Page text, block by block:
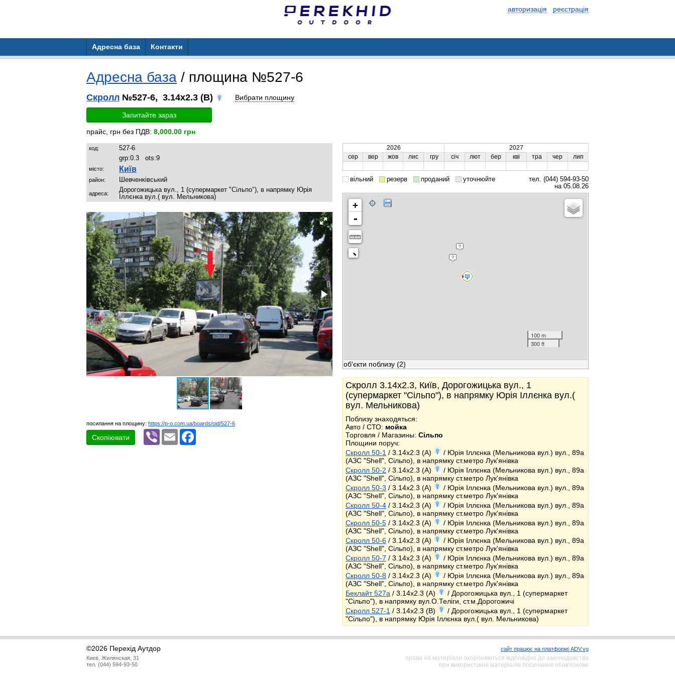
авторизація реєстрація
Адресна база Контакти
Адресна база / площина №527-6
Скролл №527-6, 3.14x2.3 (B) Вибрати площину
Запитайте зараз
прайс, грн без ПДВ: 8,000.00 грн
код:
527-6
grp:0.3 ots:9
місто: Київ
район: Шевченківський
адреса:
Дорогожицька вул., 1 (супермаркет "Сільпо"), в напрямку Юрія
Іллєнка вул.( вул. Мельникова)
посилання на площину: https://p-o.com.ua/boards/oid/527-6
Скопіювати
Viber Email
2026
2027
сер
вер жов лис гру січ лют бер кві тра чер лип
вільний резерв проданий уточнюйте
тел. (044) 594-93-50
на 05.08.26
+
-
100 m
300 ft
об'єкти поблизу (2)
Скролл 3.14x2.3, Київ, Дорогожицька вул., 1
(супермаркет "Сільпо"), в напрямку Юрія Іллєнка вул.(
вул. Мельникова)
Поблизу знаходяться:
Авто / СТО: мойка
Торговля / Магазины: Сільпо
Площини поруч:
Скролл 50-1 / 3.14x2.3 (A)
/ Юрія Іллєнка (Мельникова вул.) вул., 89а
(АЗС "Shell", Сільпо), в напрямку ст.метро Лук'янівка
Скролл 50-2 / 3.14x2.3 (A)
/ Юрія Іллєнка (Мельникова вул.) вул., 89а
(АЗС "Shell", Сільпо), в напрямку ст.метро Лук'янівка
Скролл 50-3 / 3.14x2.3 (A)
/ Юрія Іллєнка (Мельникова вул.) вул., 89а
(АЗС "Shell", Сільпо), в напрямку ст.метро Лук'янівка
Скролл 50-4 / 3.14x2.3 (A)
/ Юрія Іллєнка (Мельникова вул.) вул., 89а
(АЗС "Shell", Сільпо), в напрямку ст.метро Лук'янівка
Скролл 50-5 / 3.14x2.3 (A)
/ Юрія Іллєнка (Мельникова вул.) вул., 89а
(АЗС "Shell", Сільпо), в напрямку ст.метро Лук'янівка
Скролл 50-6 / 3.14x2.3 (A)
/ Юрія Іллєнка (Мельникова вул.) вул., 89а
(АЗС "Shell", Сільпо), в напрямку ст.метро Лук'янівка
Скролл 50-7 / 3.14x2.3 (A)
/ Юрія Іллєнка (Мельникова вул.) вул., 89а
(АЗС "Shell", Сільпо), в напрямку ст.метро Лук'янівка
Скролл 50-8 / 3.14x2.3 (A)
/ Юрія Іллєнка (Мельникова вул.) вул., 89а
(АЗС "Shell", Сільпо), в напрямку ст.метро Лук'янівка
Беклайт 527a / 3.14x2.3 (A)
/ Дорогожицька вул., 1 (супермаркет
"Сільпо"), в напрямку вул.О.Теліги, ст.м.Дорогожичі
Скролл 527-1 / 3.14x2.3 (B)
/ Дорогожицька вул., 1 (супермаркет
"Сільпо"), в напрямку Юрія Іллєнка вул.( вул. Мельникова)
©2026 Перехід Аутдор
Киев, Жилянская, 31
тел. (044) 594-93-50
сайт працює на платформі ADV.vg
права на матеріали охороняються відповідно до законодавства
при використанні матеріалів посилання обов'язкове